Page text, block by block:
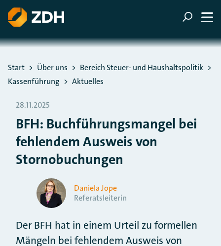
ZUM HAUPTINHALT SPRINGEN
ZUR SUCHE SPRINGEN
Sie befinden sich hier:
Start Über uns
Bereich Steuer- und Haushaltspolitik
Kassenführung
Aktuelles
28.11.2025
BFH: Buchführungsmangel bei
fehlendem Ausweis von
Stornobuchungen
Daniela Jope
Referatsleiterin
Der BFH hat in einem Urteil zu formellen
Mängeln bei fehlendem Ausweis von